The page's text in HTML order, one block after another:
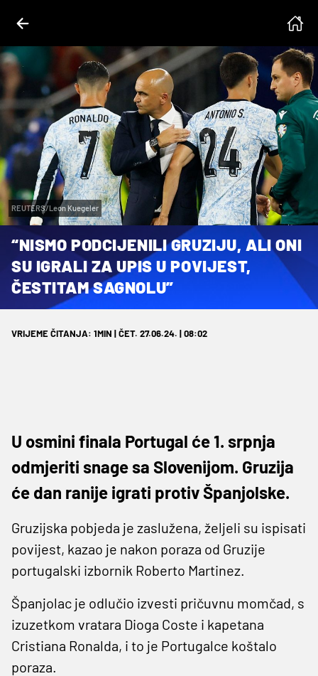
REUTERS/Leon Kuegeler
“NISMO PODCIJENILI GRUZIJU, ALI ONI
SU IGRALI ZA UPIS U POVIJEST,
ČESTITAM SAGNOLU”
VRIJEME ČITANJA: 1MIN | ČET. 27.06.24. | 08:02
U osmini finala Portugal će 1. srpnja
odmjeriti snage sa Slovenijom. Gruzija
će dan ranije igrati protiv Španjolske.
Gruzijska pobjeda je zaslužena, željeli su ispisati
povijest, kazao je nakon poraza od Gruzije
portugalski izbornik Roberto Martinez.
Španjolac je odlučio izvesti pričuvnu momčad, s
izuzetkom vratara Dioga Coste i kapetana
Cristiana Ronalda, i to je Portugalce koštalo
poraza.